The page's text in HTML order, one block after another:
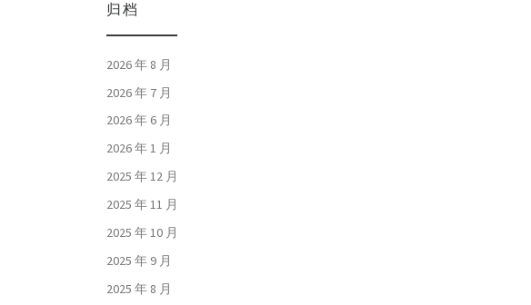
归档
2026 年 8 月
2026 年 7 月
2026 年 6 月
2026 年 1 月
2025 年 12 月
2025 年 11 月
2025 年 10 月
2025 年 9 月
2025 年 8 月